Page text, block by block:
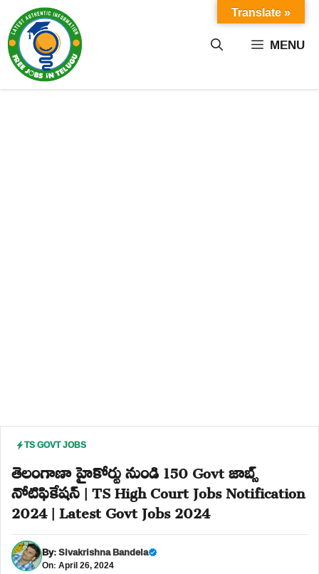
content MENU
TS GOVT JOBS
తెలంగాణా హైకోర్టు నుండి 150 Govt జాబ్స్
నోటిఫికేషన్ | TS High Court Jobs Notification
2024 | Latest Govt Jobs 2024
By:Sivakrishna Bandela
On: April 26, 2024
Translate »